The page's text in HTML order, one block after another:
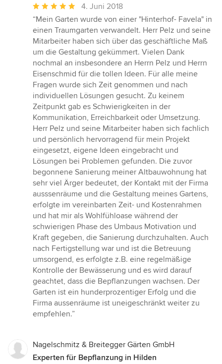
Durchschnittliche
Bewertung:
5
von
5
Sternen
4. Juni 2018
“Mein Garten wurde von einer "Hinterhof- Favela" in
einen Traumgarten verwandelt. Herr Pelz und seine
Mitarbeiter haben sich über das geschäftliche Maß
um die Gestaltung gekümmert. Vielen Dank
nochmal an insbesondere an Herrn Pelz und Herrn
Eisenschmid für die tollen Ideen. Für alle meine
Fragen wurde sich Zeit genommen und nach
individuellen Lösungen gesucht. Zu keinem
Zeitpunkt gab es Schwierigkeiten in der
Kommunikation, Erreichbarkeit oder Umsetzung.
Herr Pelz und seine Mitarbeiter haben sich fachlich
und persönlich hervorragend für mein Projekt
eingesetzt, eigene Ideen eingebracht und
Lösungen bei Problemen gefunden. Die zuvor
begonnene Sanierung meiner Altbauwohnung hat
sehr viel Ärger bedeutet, der Kontakt mit der Firma
ausssenräume und die Gestaltung meines Gartens,
erfolgte im vereinbarten Zeit- und Kostenrahmen
und hat mir als Wohlfühloase während der
schwierigen Phase des Umbaus Motivation und
Kraft gegeben, die Sanierung durchzuhalten. Auch
nach Fertigstellung war und ist die Betreuung
umsorgend, es erfolgte z.B. eine regelmäßige
Kontrolle der Bewässerung und es wird darauf
geachtet, dass die Bepflanzungen wachsen. Der
Garten ist ein hunderprozentiger Erfolg und die
Firma aussenräume ist uneigeschränkt weiter zu
empfehlen.”
Nagelschmitz & Breitegger Gärten GmbH
Experten für Bepflanzung in Hilden